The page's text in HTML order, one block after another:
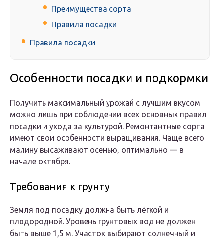
Преимущества сорта
Правила посадки
Правила посадки
Особенности посадки и подкормки
Получить максимальный урожай с лучшим вкусом
можно лишь при соблюдении всех основных правил
посадки и ухода за культурой. Ремонтантные сорта
имеют свои особенности выращивания. Чаще всего
малину высаживают осенью, оптимально — в
начале октября.
Требования к грунту
Земля под посадку должна быть лёгкой и
плодородной. Уровень грунтовых вод не должен
быть выше 1,5 м. Участок выбирают солнечный и